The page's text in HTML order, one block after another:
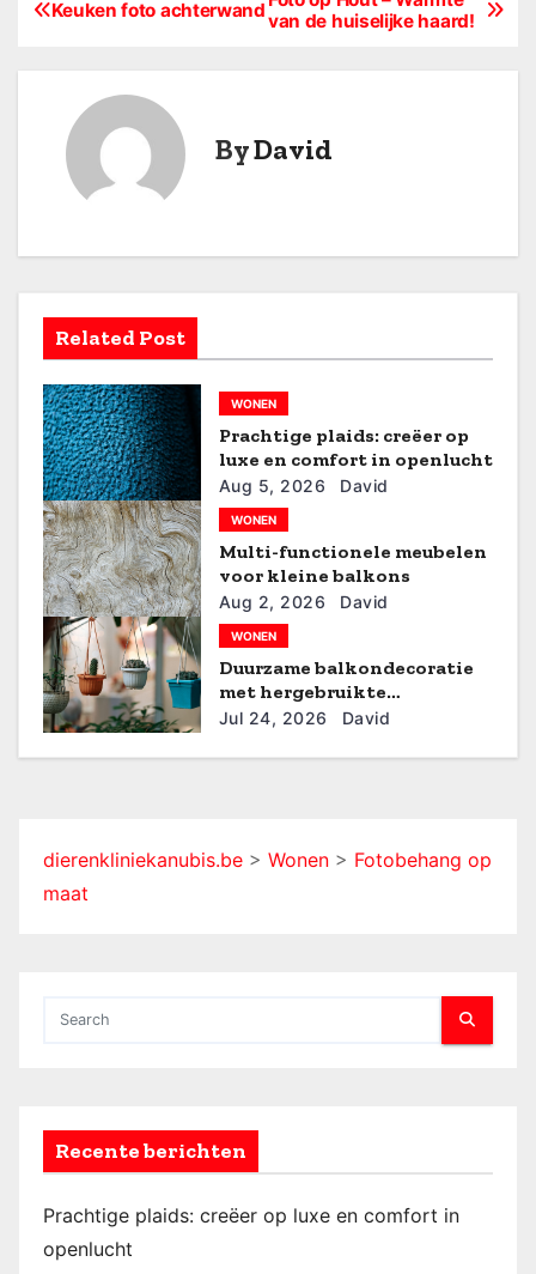
B
h
n
a
v
i
g
a
t
i
e
van de huiselijke haard!
Keuken foto achterwand
ByDavid
Related Post
WONEN
Prachtige plaids: creëer op
luxe en comfort in openlucht
Aug 5, 2026 David
WONEN
Multi-functionele meubelen
voor kleine balkons
Aug 2, 2026 David
WONEN
Duurzame balkondecoratie
met hergebruikte
materialen
Jul 24, 2026 David
dierenkliniekanubis.be > Wonen > Fotobehang op
maat
Recente berichten
Prachtige plaids: creëer op luxe en comfort in
openlucht